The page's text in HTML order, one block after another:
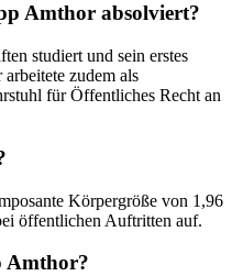
Amthor absolviert?
studiert und sein erstes
arbeitete zudem als
für Öffentliches Recht an
Körpergröße von 1,96
öffentlichen Auftritten auf.
Amthor?